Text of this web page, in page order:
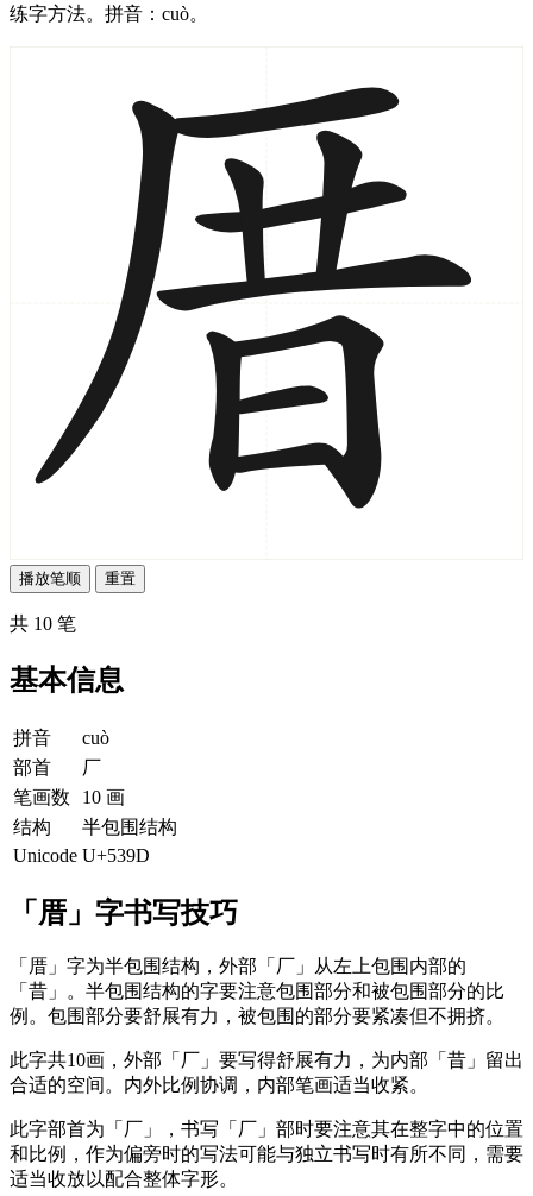
练字方法。拼音：cuò。
播放笔顺 重置
共 10 笔
基本信息
拼音
cuò
部首
厂
笔画数
10 画
结构
半包围结构
Unicode U+539D
「厝」字书写技巧
「厝」字为半包围结构，外部「厂」从左上包围内部的
「昔」。半包围结构的字要注意包围部分和被包围部分的比
例。包围部分要舒展有力，被包围的部分要紧凑但不拥挤。
此字共10画，外部「厂」要写得舒展有力，为内部「昔」留出
合适的空间。内外比例协调，内部笔画适当收紧。
此字部首为「厂」，书写「厂」部时要注意其在整字中的位置
和比例，作为偏旁时的写法可能与独立书写时有所不同，需要
适当收放以配合整体字形。